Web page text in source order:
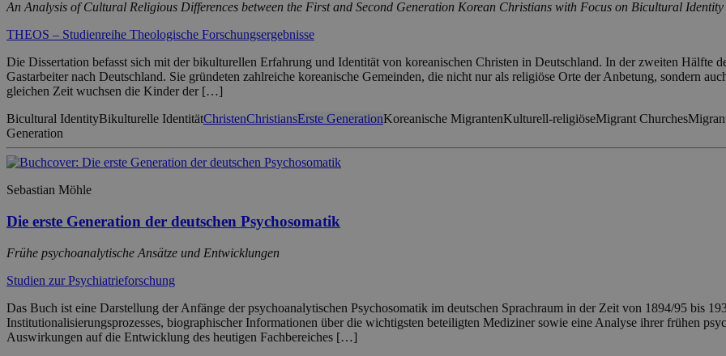
An Analysis of Cultural Religious Differences between the First and Second Generation Korean Christians with Focus on Bicultural Identity
THEOS – Studienreihe Theologische Forschungsergebnisse
Die Dissertation befasst sich mit der bikulturellen Erfahrung und Identität von koreanischen Christen in Deutschland. In der zweiten Hälfte
Gastarbeiter nach Deutschland. Sie gründeten zahlreiche koreanische Gemeinden, die nicht nur als religiöse Orte der Anbetung, sondern
gleichen Zeit wuchsen die Kinder der […]
Bicultural IdentityBikulturelle IdentitätChristenChristiansErste GenerationKoreanische MigrantenKulturell-religiöseMigrant Churches
Generation
Sebastian Möhle
Die erste Generation der deutschen Psychosomatik
Frühe psychoanalytische Ansätze und Entwicklungen
Studien zur Psychiatrieforschung
Das Buch ist eine Darstellung der Anfänge der psychoanalytischen Psychosomatik im deutschen Sprachraum in der Zeit von 1894/95 bis
Institutionalisierungsprozesses, biographischer Informationen über die wichtigsten beteiligten Mediziner sowie eine Analyse ihrer frühen
Auswirkungen auf die Entwicklung des heutigen Fachbereiches […]